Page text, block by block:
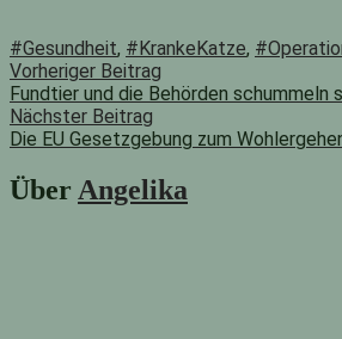
#Gesundheit, #KrankeKatze,
Beitragsnavigation
Vorheriger Beitrag
Beitrag:
Fundtier und die Behörden schummeln
Nächster Beitrag
Die EU Gesetzgebung zum
Beitrag:
Über Angelika